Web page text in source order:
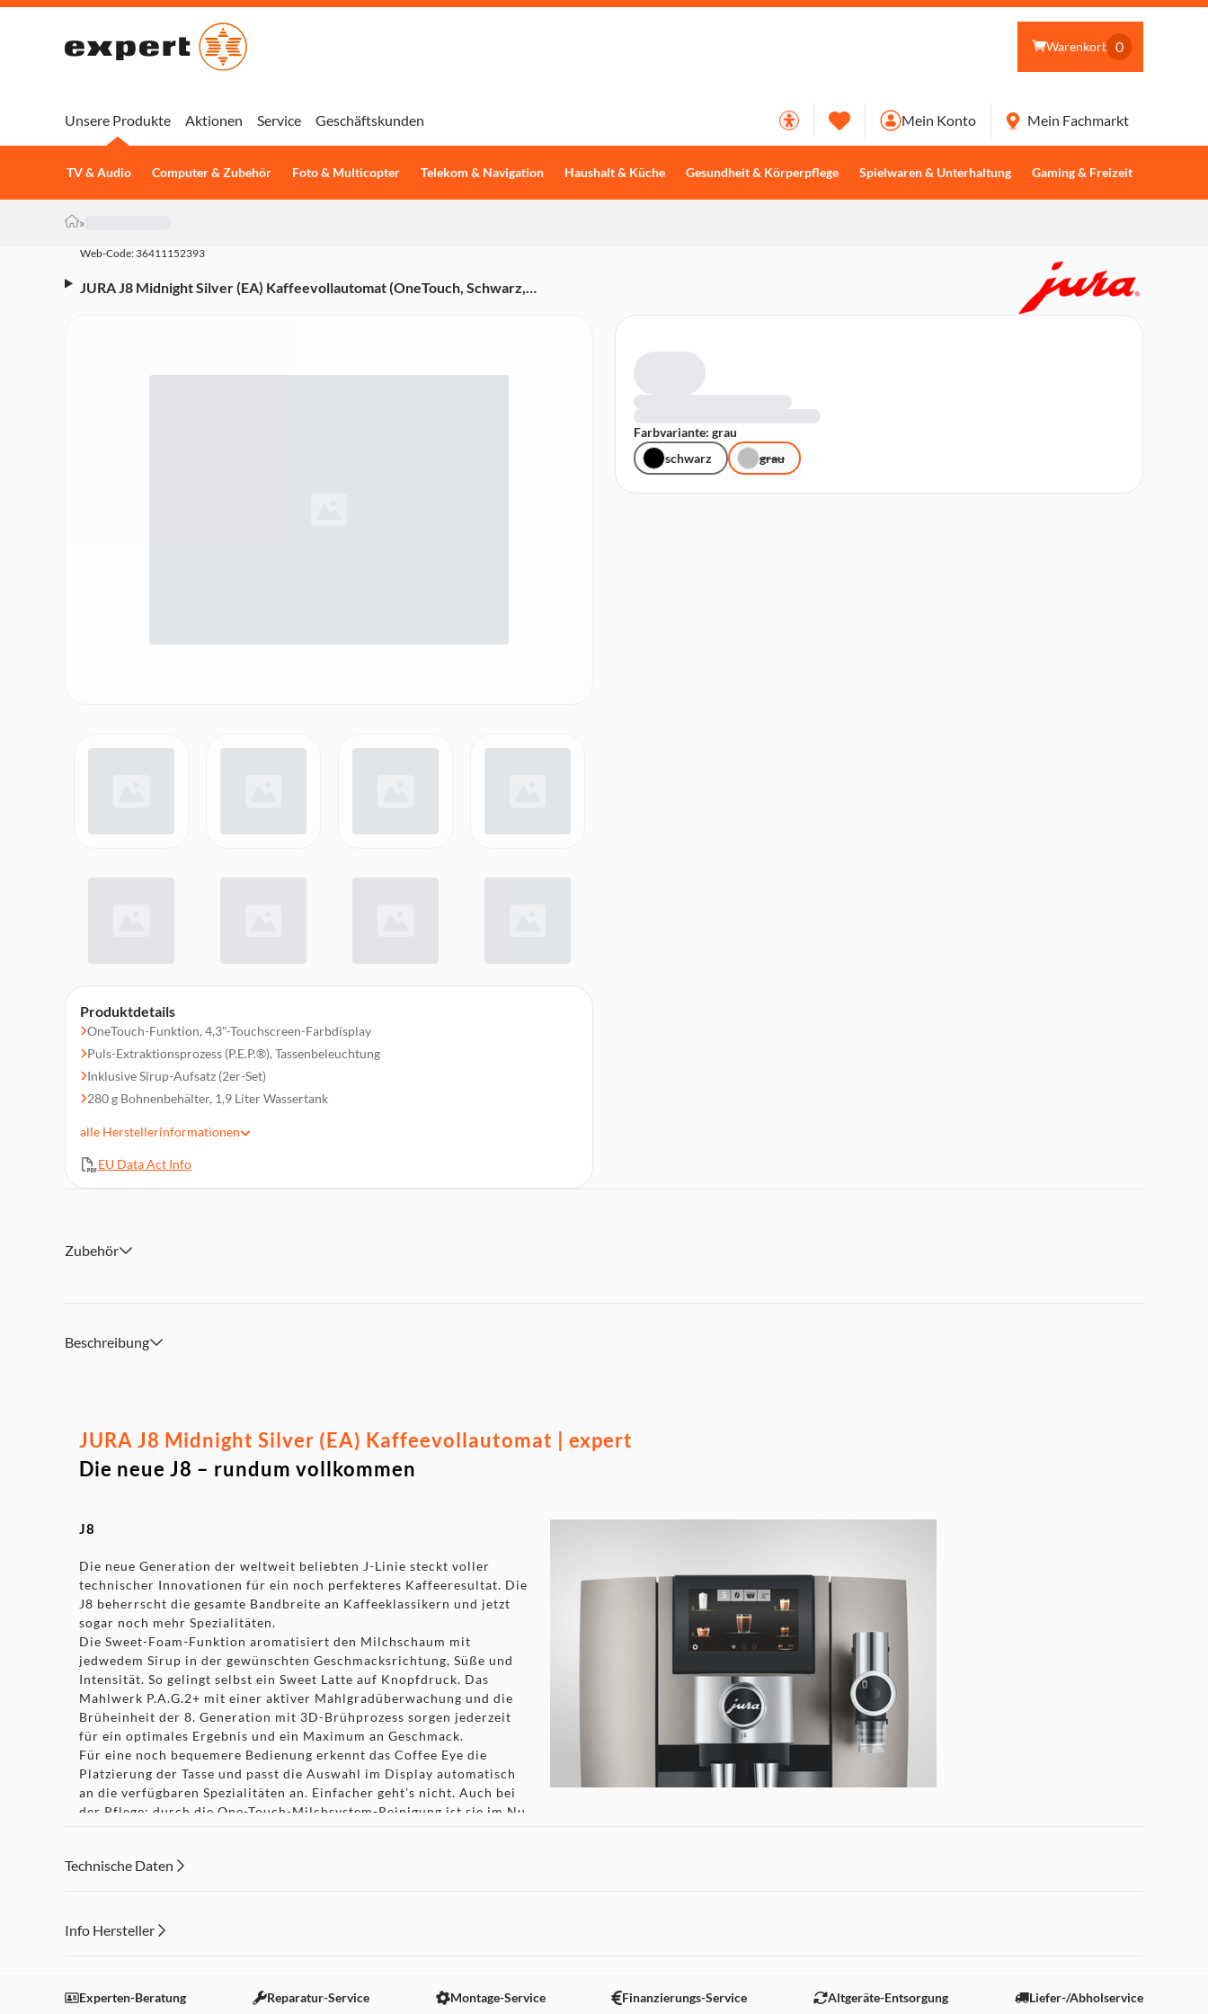
Warenkorb 0
Unsere Produkte
TV & Audio Computer & Zubehör Foto & Multicopter Telekom & Navigation Haushalt & Küche Gesundheit & Körperpflege Spielwaren & Unterhaltung Gaming & Freizeit
Aktionen Service Geschäftskunden Mein Konto Mein Fachmarkt
»
Web-Code: 36411152393
JURA J8 Midnight Silver (EA) Kaffeevollautomat (OneTouch, Schwarz,
Produktdetails
OneTouch-Funktion, 4,3"-Touchscreen-Farbdisplay
Puls-Extraktionsprozess (P.E.P.®), Tassenbeleuchtung
Inklusive Sirup-Aufsatz (2er-Set)
280 g Bohnenbehälter, 1,9 Liter Wassertank
Intelligentes Vorbrühsystem (I.P.B.A.S.©)
Einstellbare Kaffeetemperatur, Einstellbare Kaffeestärke
alle Herstellerinformationen
EU Data Act Info
Farbvariante: grau
schwarz
grau
Zubehör
Beschreibung
JURA J8 Midnight Silver (EA) Kaffeevollautomat | expert
Die neue J8 – rundum vollkommen
J8
Die neue Generation der weltweit beliebten J-Linie steckt voller
technischer Innovationen für ein noch perfekteres Kaffeeresultat. Die
J8 beherrscht die gesamte Bandbreite an Kaffeeklassikern und jetzt
sogar noch mehr Spezialitäten.
Die Sweet-Foam-Funktion aromatisiert den Milchschaum mit
jedwedem Sirup in der gewünschten Geschmacksrichtung, Süße und
Intensität. So gelingt selbst ein Sweet Latte auf Knopfdruck. Das
Mahlwerk P.A.G.2+ mit einer aktiver Mahlgradüberwachung und die
Brüheinheit der 8. Generation mit 3D-Brühprozess sorgen jederzeit
für ein optimales Ergebnis und ein Maximum an Geschmack.
Für eine noch bequemere Bedienung erkennt das Coffee Eye die
Platzierung der Tasse und passt die Auswahl im Display automatisch
an die verfügbaren Spezialitäten an. Einfacher geht’s nicht. Auch bei
der Pflege: durch die One-Touch-Milchsystem-Reinigung ist sie im Nu
ein charakteristisches Gesicht.
Technische Daten
Info Hersteller
Einstellungen anpassen
Experten-Beratung Reparatur-Service Montage-Service Finanzierungs-Service Altgeräte-Entsorgung Liefer-/Abholservice